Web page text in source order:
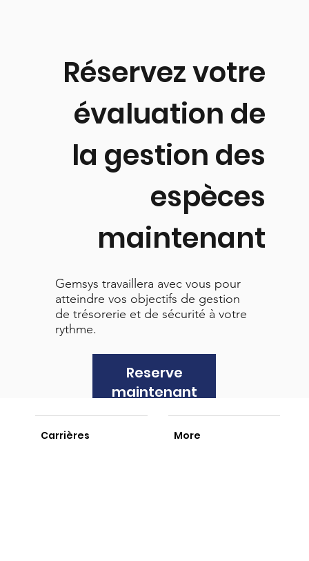
Gemsys travaillera avec vous pour
atteindre vos objectifs de gestion
de trésorerie et de sécurité à votre
rythme.
Réservez votre
évaluation de
la gestion des
espèces
maintenant
Reserve
maintenant
Carrières More